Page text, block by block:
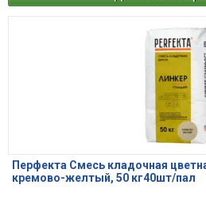
Перфекта Смесь кладочная
кремово-желтый, 50 кг40шт/пал